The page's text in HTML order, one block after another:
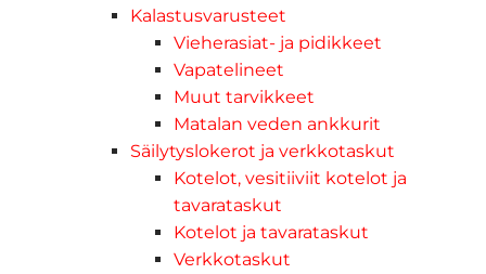
Kalastusvarusteet
Vieherasiat- ja pidikkeet
Vapatelineet
Muut tarvikkeet
Matalan veden ankkurit
Säilytyslokerot ja verkkotaskut
Kotelot, vesitiiviit kotelot ja
tavarataskut
Kotelot ja tavarataskut
Verkkotaskut